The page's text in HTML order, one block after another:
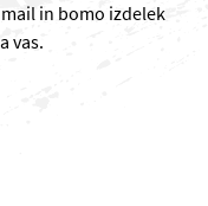
in bomo izdelek
vas.